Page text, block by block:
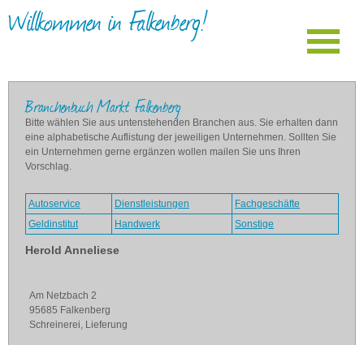
Willkommen in Falkenberg!
Branchenbuch Markt Falkenberg
Bitte wählen Sie aus untenstehenden Branchen aus. Sie erhalten dann
eine alphabetische Auflistung der jeweiligen Unternehmen. Sollten Sie
ein Unternehmen gerne ergänzen wollen mailen Sie uns Ihren
Vorschlag.
Autoservice Dienstleistungen
Fachgeschäfte
Geldinstitut
Handwerk Sonstige
Herold Anneliese
Am Netzbach 2
95685 Falkenberg
Schreinerei, Lieferung